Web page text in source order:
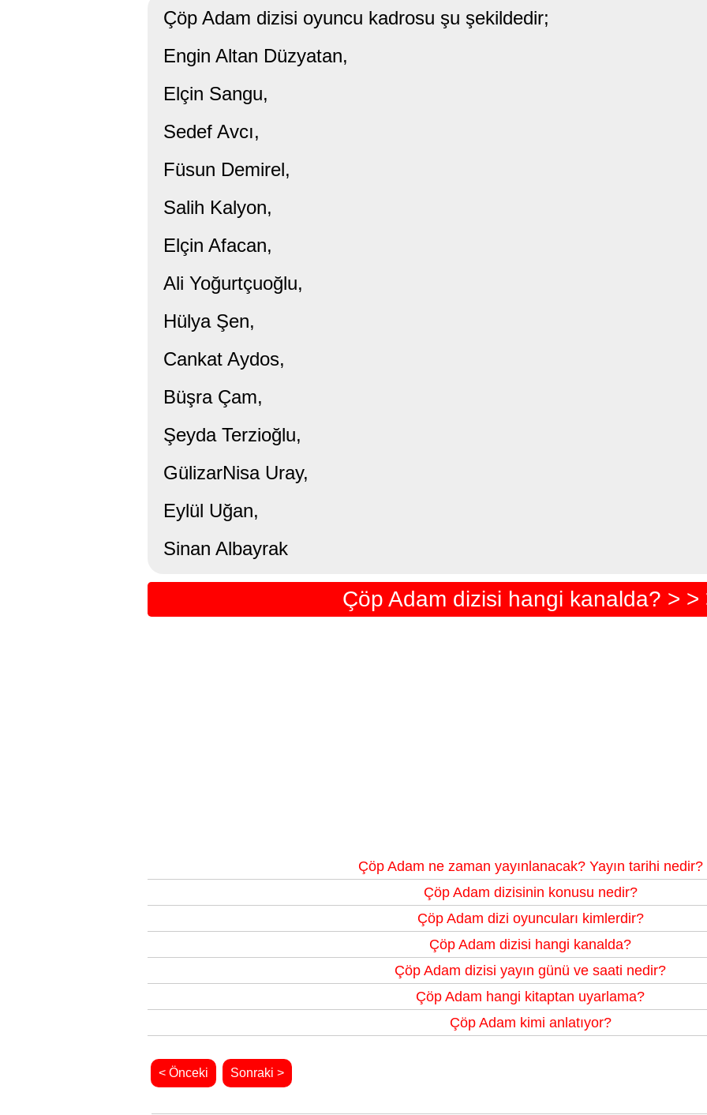
Çöp Adam dizisi oyuncu kadrosu şu şekildedir;
Engin Altan Düzyatan,
Elçin Sangu,
Sedef Avcı,
Füsun Demirel,
Salih Kalyon,
Elçin Afacan,
Ali Yoğurtçuoğlu,
Hülya Şen,
Cankat Aydos,
Büşra Çam,
Şeyda Terzioğlu,
GülizarNisa Uray,
Eylül Uğan,
Sinan Albayrak
Çöp Adam dizisi hangi kanalda? > >
Çöp Adam ne zaman yayınlanacak? Yayın tarihi nedir?
Çöp Adam dizisinin konusu nedir?
Çöp Adam dizi oyuncuları kimlerdir?
Çöp Adam dizisi hangi kanalda?
Çöp Adam dizisi yayın günü ve saati nedir?
Çöp Adam hangi kitaptan uyarlama?
Çöp Adam kimi anlatıyor?
< Önceki Sonraki >